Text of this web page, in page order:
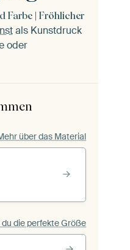
Farbe | Fröhlicher
als Kunstdruck
oder
über das Material
die perfekte Größe